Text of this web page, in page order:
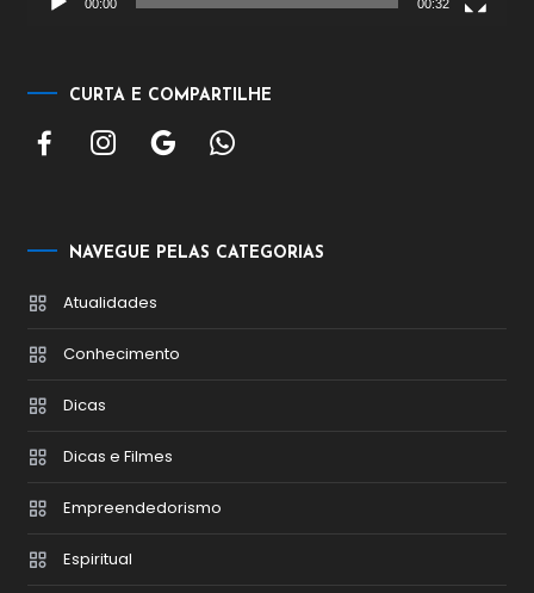
00:00 00:32
CURTA E COMPARTILHE
NAVEGUE PELAS CATEGORIAS
Atualidades
Conhecimento
Dicas
Dicas e Filmes
Empreendedorismo
Espiritual